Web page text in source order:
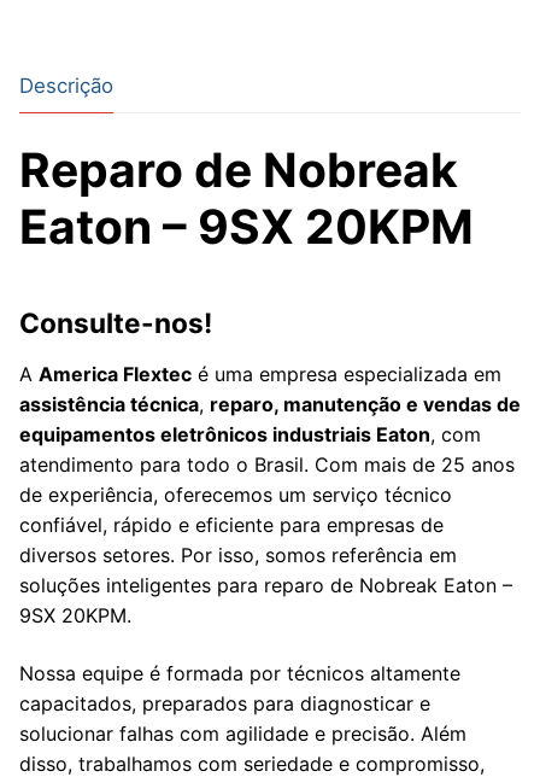
Descrição
Reparo de Nobreak
Eaton – 9SX 20KPM
Consulte-nos!
A America Flextec é uma empresa especializada em
assistência técnica, reparo, manutenção e vendas de
equipamentos eletrônicos industriais Eaton, com
atendimento para todo o Brasil. Com mais de 25 anos
de experiência, oferecemos um serviço técnico
confiável, rápido e eficiente para empresas de
diversos setores. Por isso, somos referência em
soluções inteligentes para reparo de Nobreak Eaton –
9SX 20KPM.
Nossa equipe é formada por técnicos altamente
capacitados, preparados para diagnosticar e
solucionar falhas com agilidade e precisão. Além
disso, trabalhamos com seriedade e compromisso,